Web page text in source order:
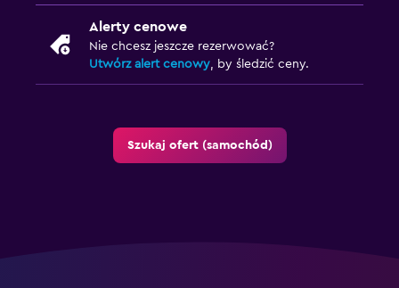
Alerty cenowe
Nie chcesz jeszcze rezerwować?
Utwórz alert cenowy, by śledzić ceny.
Szukaj ofert (samochód)